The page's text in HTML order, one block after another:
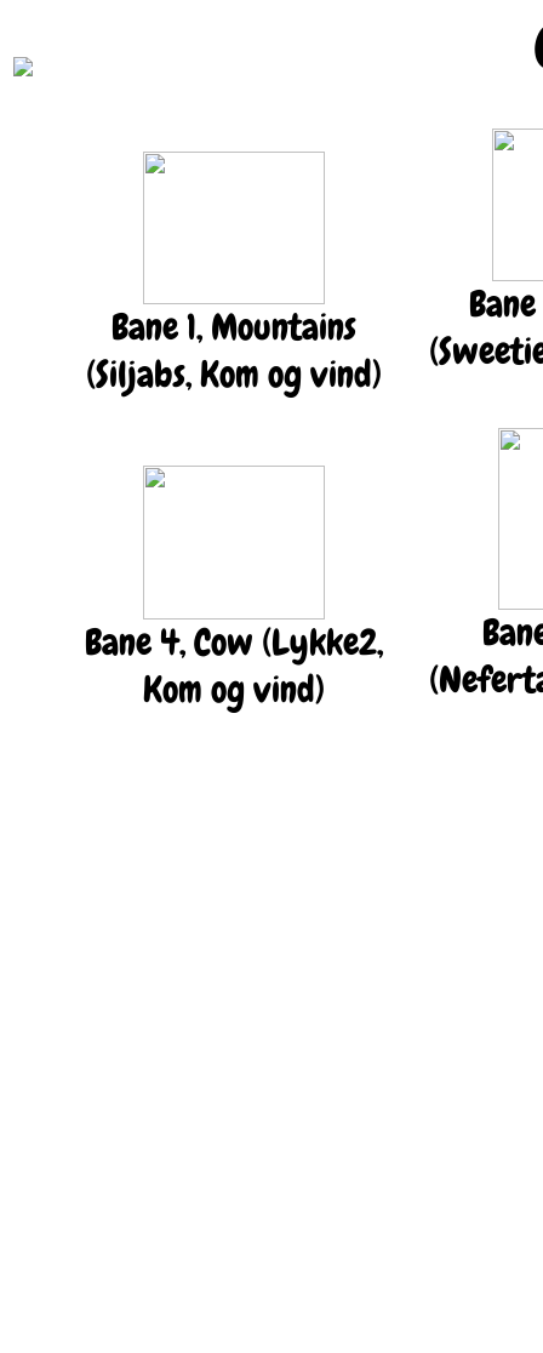
Bane 1, Mountains
(Siljabs, Kom og vind)
Bane 4, Cow (Lykke2,
Kom og vind)